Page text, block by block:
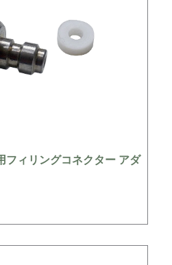
フィリングコネクター アダ